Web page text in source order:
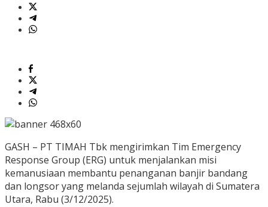
GASH – PT TIMAH Tbk mengirimkan Tim Emergency
Response Group (ERG) untuk menjalankan misi
kemanusiaan membantu penanganan banjir bandang
dan longsor yang melanda sejumlah wilayah di Sumatera
Utara, Rabu (3/12/2025).